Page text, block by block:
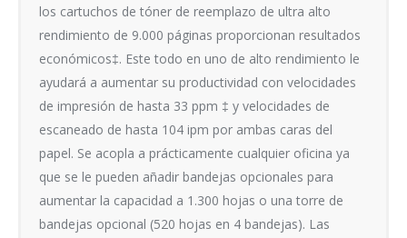
los cartuchos de tóner de reemplazo de ultra alto
rendimiento de 9.000 páginas proporcionan resultados
económicos‡. Este todo en uno de alto rendimiento le
ayudará a aumentar su productividad con velocidades
de impresión de hasta 33 ppm ‡ y velocidades de
escaneado de hasta 104 ipm por ambas caras del
papel. Se acopla a prácticamente cualquier oficina ya
que se le pueden añadir bandejas opcionales para
aumentar la capacidad a 1.300 hojas o una torre de
bandejas opcional (520 hojas en 4 bandejas). Las